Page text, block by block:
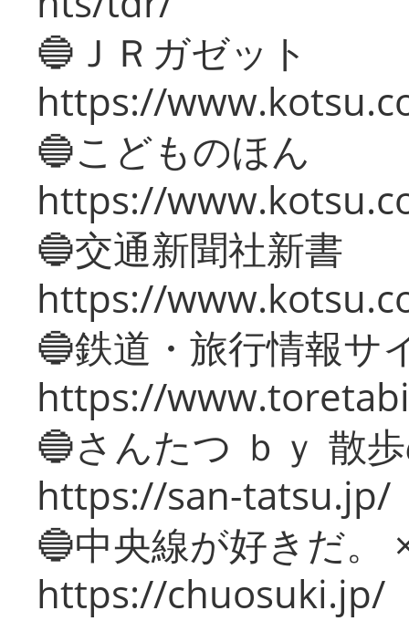
🔵ＪＲガゼット
https://
🔵こどものほん
https://
🔵交通新聞社新書
https://
🔵鉄道・旅行情報サ
https://
🔵さんたつ ｂｙ 散
https://san-tatsu.jp/
🔵中央線が好きだ。
https://chuosuki.jp/